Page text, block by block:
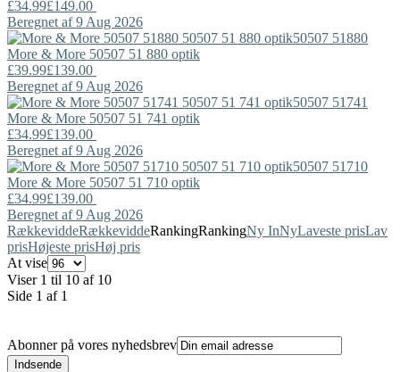
£34.99£149.00
Beregnet af 9 Aug 2026
50507 51880
More & More 50507 51 880 optik
£39.99£139.00
Beregnet af 9 Aug 2026
50507 51741
More & More 50507 51 741 optik
£34.99£139.00
Beregnet af 9 Aug 2026
50507 51710
More & More 50507 51 710 optik
£34.99£139.00
Beregnet af 9 Aug 2026
RækkeviddeRækkeviddeRankingRankingNy InNyLaveste prisLav
prisHøjeste prisHøj pris
At vise
Viser 1 til 10 af 10
Side 1 af 1
Abonner på vores nyhedsbrev